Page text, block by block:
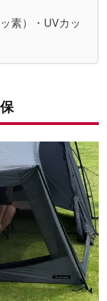
素）・UVカッ